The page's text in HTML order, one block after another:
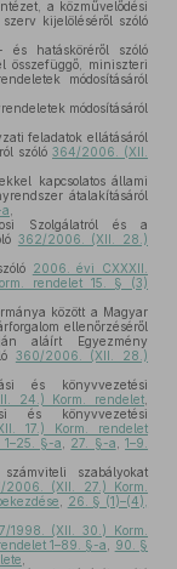
a közművelődési
kijelöléséről szóló
hatásköréről szóló
összefüggő, miniszteri
módosításáról
módosításáról
feladatok ellátásáról
szóló 364/2006. (XII.
kapcsolatos állami
átalakításáról
Szolgálatról és a
362/2006. (XII. 28.)
2006. évi CXXXII.
rendelet 15. § (3)
között a Magyar
ellenőrzéséről
aláírt Egyezmény
360/2006. (XII. 28.)
és könyvvezetési
24.) Korm. rendelet
és könyvvezetési
17.) Korm. rendelet
§-a 27. §-a ,1–9.
szabályokat
2006. (XII. 27.) Korm.
26. § (1)–(4),
1998. (XII. 30.) Korm.
1–89. §-a
90. §